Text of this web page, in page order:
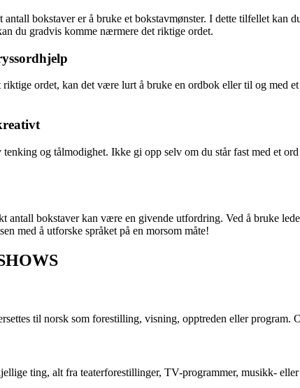
bokstaver er å bruke et bokstavmønster. I dette tilfellet kan
du gradvis komme nærmere det riktige ordet.
ordet, kan det være lurt å bruke en ordbok eller til og med
og tålmodighet. Ikke gi opp selv om du står fast med et
antall bokstaver kan være en givende utfordring. Ved å bruke
med å utforske språket på en morsom måte!
til norsk som forestilling, visning, opptreden eller
ting, alt fra teaterforestillinger, TV-programmer, musikk-